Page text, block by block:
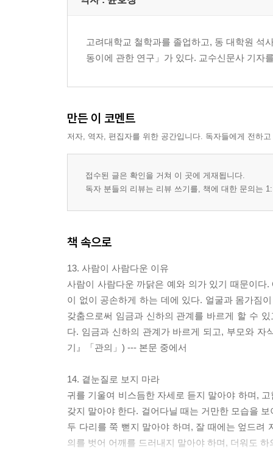
고려대학교 철학과를 졸업하고, 동 대학원 석
동이에 관한 연구」가 있다. 교수신문사 기자
만든 이 코멘트
저자, 역자, 편집자를 위한 공간입니다. 독자들에게 전하
접수된 글은 확인을 거쳐 이 곳에 게재됩니다.
독자 분들의 리뷰는 리뷰 쓰기를, 책에 대한 문의는
책 속으로
13. 사람이 사람다운 이유
사람이 사람다운 까닭은 예와 의가 있기 때문이
이 없이 공손하게 하는 데에 있다. 얼굴과 몸가짐
갖춤으로써 임금과 신하의 관계를 바르게 할 수
다. 임금과 신하의 관계가 바르게 되고, 부모와
기』「관의」) --- 본문 중에서
14. 곁눈질로 보지 마라
귀를 기울여 비스듬한 자세로 듣지 말아야 하며,
갖지 말아야 한다. 걸어다닐 때는 거만한 모습을
두 다리를 쭉 뻗지 말아야 하며, 잘 때에는 엎드려
의를 벗어 어깨를 드러내지 말아야 하며, 더워도